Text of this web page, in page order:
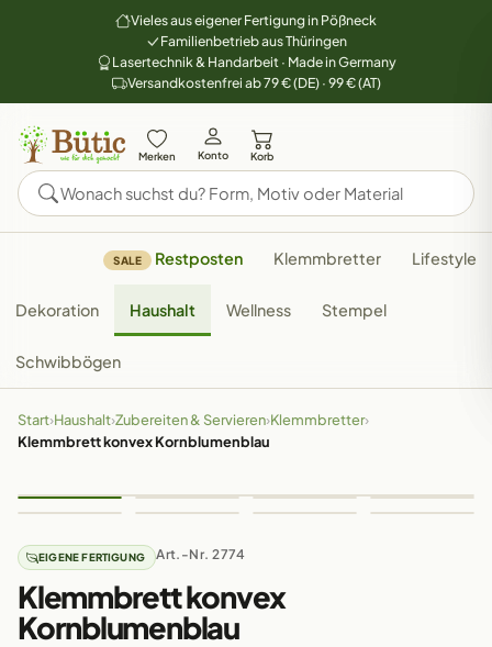
Vieles aus eigener Fertigung in Pößneck
Familienbetrieb aus Thüringen
Lasertechnik & Handarbeit · Made in Germany
Versandkostenfrei ab 79 € (DE) · 99 € (AT)
Merken Konto Korb
SALE Restposten Klemmbretter Lifestyle
Dekoration Haushalt Wellness Stempel
Schwibbögen
Start›Haushalt›Zubereiten & Servieren›Klemmbretter›
Klemmbrett konvex Kornblumenblau
EIGENE FERTIGUNG Art.-Nr. 2774
Klemmbrett konvex
Kornblumenblau